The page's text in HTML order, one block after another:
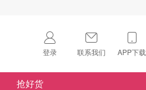
登录 联系我们 APP下载
🇺🇸
抢好货